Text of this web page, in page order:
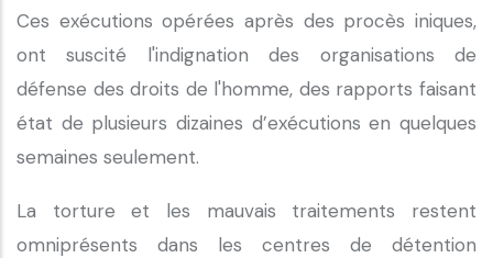
Ces exécutions opérées après des procès iniques,
ont suscité l'indignation des organisations de
défense des droits de l'homme, des rapports faisant
état de plusieurs dizaines d’exécutions en quelques
semaines seulement.
La torture et les mauvais traitements restent
omniprésents dans les centres de détention